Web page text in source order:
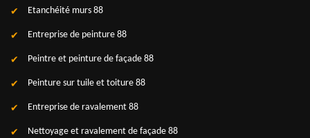
Etanchéité murs 88
Entreprise de peinture 88
Peintre et peinture de façade 88
Peinture sur tuile et toiture 88
Entreprise de ravalement 88
Nettoyage et ravalement de façade 88